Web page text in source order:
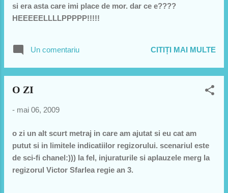
si era asta care imi place de mor. dar ce e????
HEEEEELLLLPPPPP!!!!!
Un comentariu CITIȚI MAI MULTE
O ZI
- mai 06, 2009
o zi un alt scurt metraj in care am ajutat si eu cat am
putut si in limitele indicatiilor regizorului. scenariul este
de sci-fi chanel:))) la fel, injuraturile si aplauzele merg la
regizorul Victor Sfarlea regie an 3.